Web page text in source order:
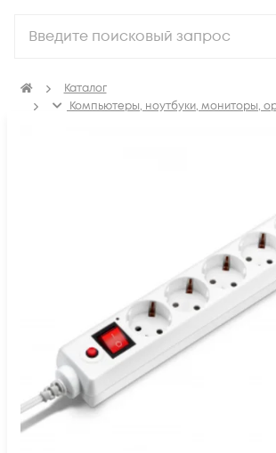
Каталог
Компьютеры, ноутбуки, мониторы,